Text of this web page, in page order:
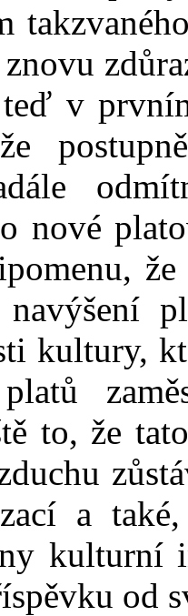
v
nové
kultury,
to, že
a
kulturní
od